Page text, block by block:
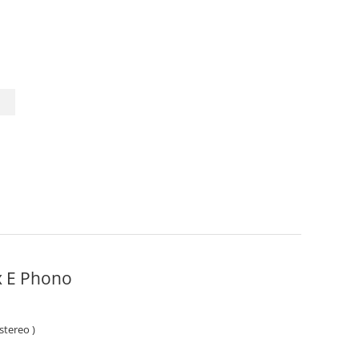
E Phono
)